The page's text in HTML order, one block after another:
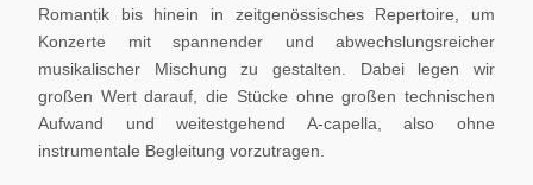
Romantik bis hinein in zeitgenössisches Repertoire, um
Konzerte mit spannender und abwechslungsreicher
musikalischer Mischung zu gestalten. Dabei legen wir
großen Wert darauf, die Stücke ohne großen technischen
Aufwand und weitestgehend A-capella, also ohne
instrumentale Begleitung vorzutragen.